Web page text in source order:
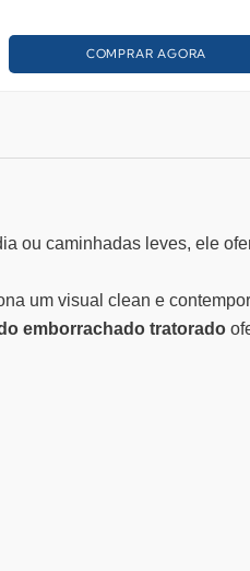
COMPRAR AGORA
ou caminhadas leves, ele
um visual clean e
emborrachado tratorado